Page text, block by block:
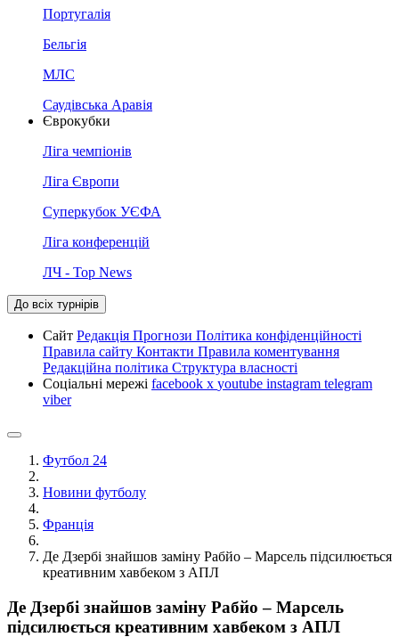
Португалія
Бельгія
МЛС
Саудівська Аравія
Єврокубки
Ліга чемпіонів
Ліга Європи
Суперкубок УЄФА
Ліга конференцій
ЛЧ - Top News
До всіх турнірів
Сайт Редакція Прогнози Політика конфіденційності
Правила сайту Контакти Правила коментування
Редакційна політика Структура власності
Соціальні мережі facebook x youtube instagram telegram
viber
Футбол 24
Новини футболу
Франція
Де Дзербі знайшов заміну Рабйо – Марсель підсилюється
креативним хавбеком з АПЛ
Де Дзербі знайшов заміну Рабйо – Марсель
підсилюється креативним хавбеком з АПЛ